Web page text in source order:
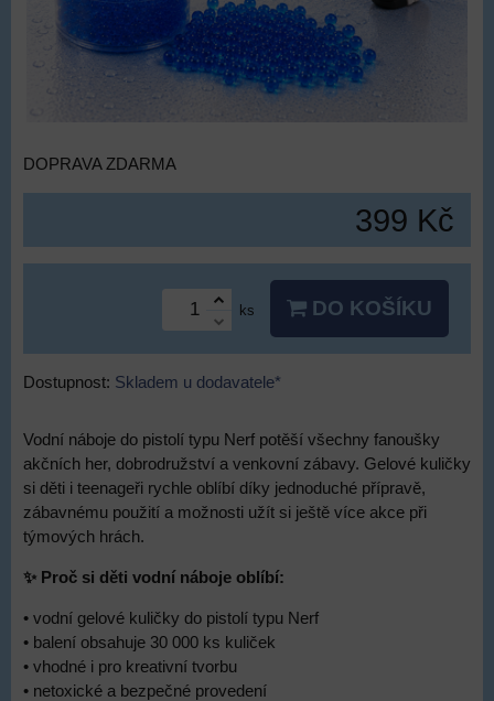
DOPRAVA ZDARMA
399 Kč
ks DO KOŠÍKU
Dostupnost: Skladem u dodavatele*
Vodní náboje do pistolí typu Nerf potěší všechny fanoušky
akčních her, dobrodružství a venkovní zábavy. Gelové kuličky
si děti i teenageři rychle oblíbí díky jednoduché přípravě,
zábavnému použití a možnosti užít si ještě více akce při
týmových hrách.
✨ Proč si děti vodní náboje oblíbí:
• vodní gelové kuličky do pistolí typu Nerf
• balení obsahuje 30 000 ks kuliček
• vhodné i pro kreativní tvorbu
• netoxické a bezpečné provedení